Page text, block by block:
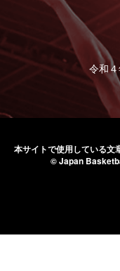
令和
本サイトで使用している文
© Japan